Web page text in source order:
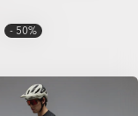
50%